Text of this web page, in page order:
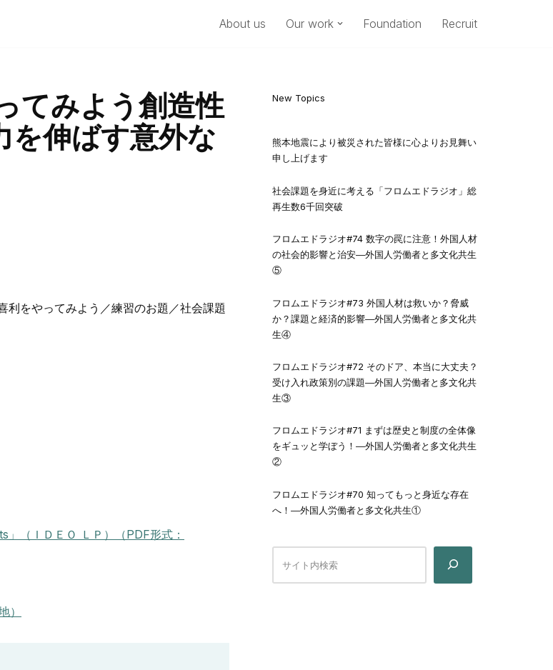
About us Our work Foundation Recruit
てみよう創造性
を伸ばす意外な
利をやってみよう／練習のお題／社会課題
（ＩＤＥＯ ＬＰ）（PDF形式：
）
New Topics
熊本地震により被災された皆様に心よりお見舞い
申し上げます
社会課題を身近に考える「フロムエドラジオ」総
再生数6千回突破
フロムエドラジオ#74 数字の罠に注意！外国人材
の社会的影響と治安―外国人労働者と多文化共生
⑤
フロムエドラジオ#73 外国人材は救いか？脅威
か？課題と経済的影響―外国人労働者と多文化共
生④
フロムエドラジオ#72 そのドア、本当に大丈夫？
受け入れ政策別の課題―外国人労働者と多文化共
生③
フロムエドラジオ#71 まずは歴史と制度の全体像
をギュッと学ぼう！―外国人労働者と多文化共生
②
フロムエドラジオ#70 知ってもっと身近な存在
へ！―外国人労働者と多文化共生①